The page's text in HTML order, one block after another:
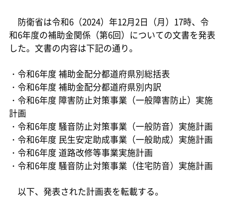
防衛省は令和6（2024）年12月2日（月）17時、令
和6年度の補助金関係（第6回）についての文書を発表
した。文書の内容は下記の通り。
・令和6年度 補助金配分都道府県別総括表
・令和6年度 補助金配分都道府県別内訳
・令和6年度 障害防止対策事業（一般障害防止）実施
計画
・令和6年度 騒音防止対策事業（一般防音）実施計画
・令和6年度 民生安定助成事業（一般助成）実施計画
・令和6年度 道路改修等事業実施計画
・令和6年度 騒音防止対策事業（住宅防音）実施計画
以下、発表された計画表を転載する。